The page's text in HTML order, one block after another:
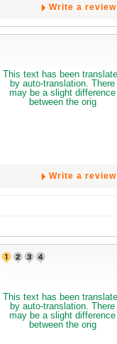
Write a review
Write a review